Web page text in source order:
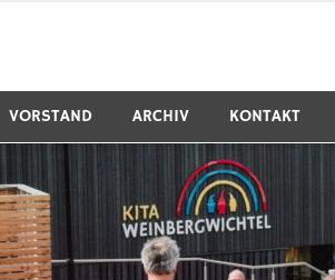
VORSTAND ARCHIV KONTAKT